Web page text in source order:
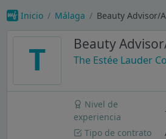
Inicio Málaga Beauty Advisor/
T Beauty
The Estée Lauder
Nivel de
experiencia
Tipo de contrato